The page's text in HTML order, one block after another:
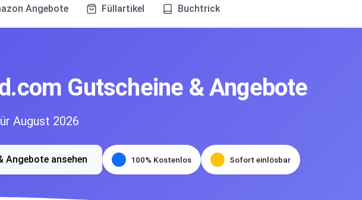
Angebote Füllartikel Buchtrick
Gutscheine & Angebote
August 2026
Angebote ansehen 100% Kostenlos Sofort einlösbar